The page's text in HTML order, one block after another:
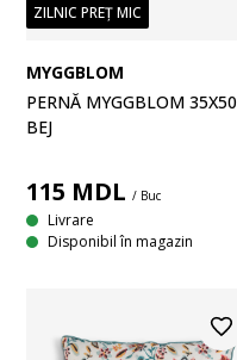
ZILNIC PREȚ MIC
MYGGBLOM
PERNĂ MYGGBLOM 35X50
BEJ
115 MDL / Buc
Livrare
Disponibil în magazin